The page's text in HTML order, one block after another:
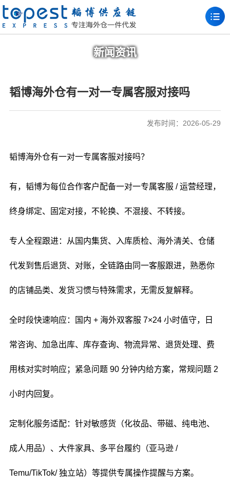
新闻资讯
韬博海外仓有一对一专属客服对接吗
发布时间：2026-05-29
韬博海外仓有一对一专属客服对接吗？
有，韬博为每位合作客户配备一对一专属客服 / 运营经理，
终身绑定、固定对接，不轮换、不混接、不转接。
专人全程跟进：从国内集货、入库质检、海外清关、仓储
代发到售后退货、对账，全链路由同一客服跟进，熟悉你
的店铺品类、发货习惯与特殊需求，无需反复解释。
全时段快速响应：国内 + 海外双客服 7×24 小时值守，日
常咨询、加急出库、库存查询、物流异常、退货处理、费
用核对实时响应；紧急问题 90 分钟内给方案，常规问题 2
小时内回复。
定制化服务适配：针对敏感货（化妆品、带磁、纯电池、
成人用品）、大件家具、多平台履约（亚马逊 /
Temu/TikTok/ 独立站）等提供专属操作提醒与方案。